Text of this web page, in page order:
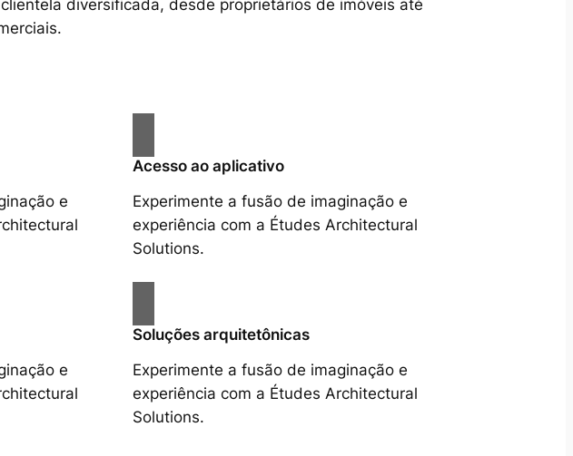
diversificada, desde proprietários de imóveis até
e
Acesso ao aplicativo
Experimente a fusão de imaginação e
experiência com a Études Architectural
Solutions.
e
Soluções arquitetônicas
Experimente a fusão de imaginação e
experiência com a Études Architectural
Solutions.